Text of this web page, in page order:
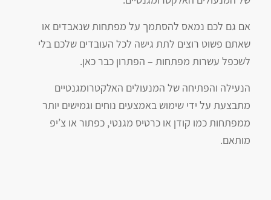
אם גם לכם נמאס להסתמך על מפתחות שנאבדים או
שאתם פשוט רוצים לתת גישה לכל העובדים שלכם בלי
לשכפל עשרות מפתחות – הפתרון כבר כאן.
הנעילה והפתיחה של המנעולים האלקטרומגנטיים
מתבצעת על ידי שימוש באמצעים נוחים וגמישים יותר
ממפתחות כמו קודן או כרטיס מגנטי, כפתור או צ’יפ
מותאם.